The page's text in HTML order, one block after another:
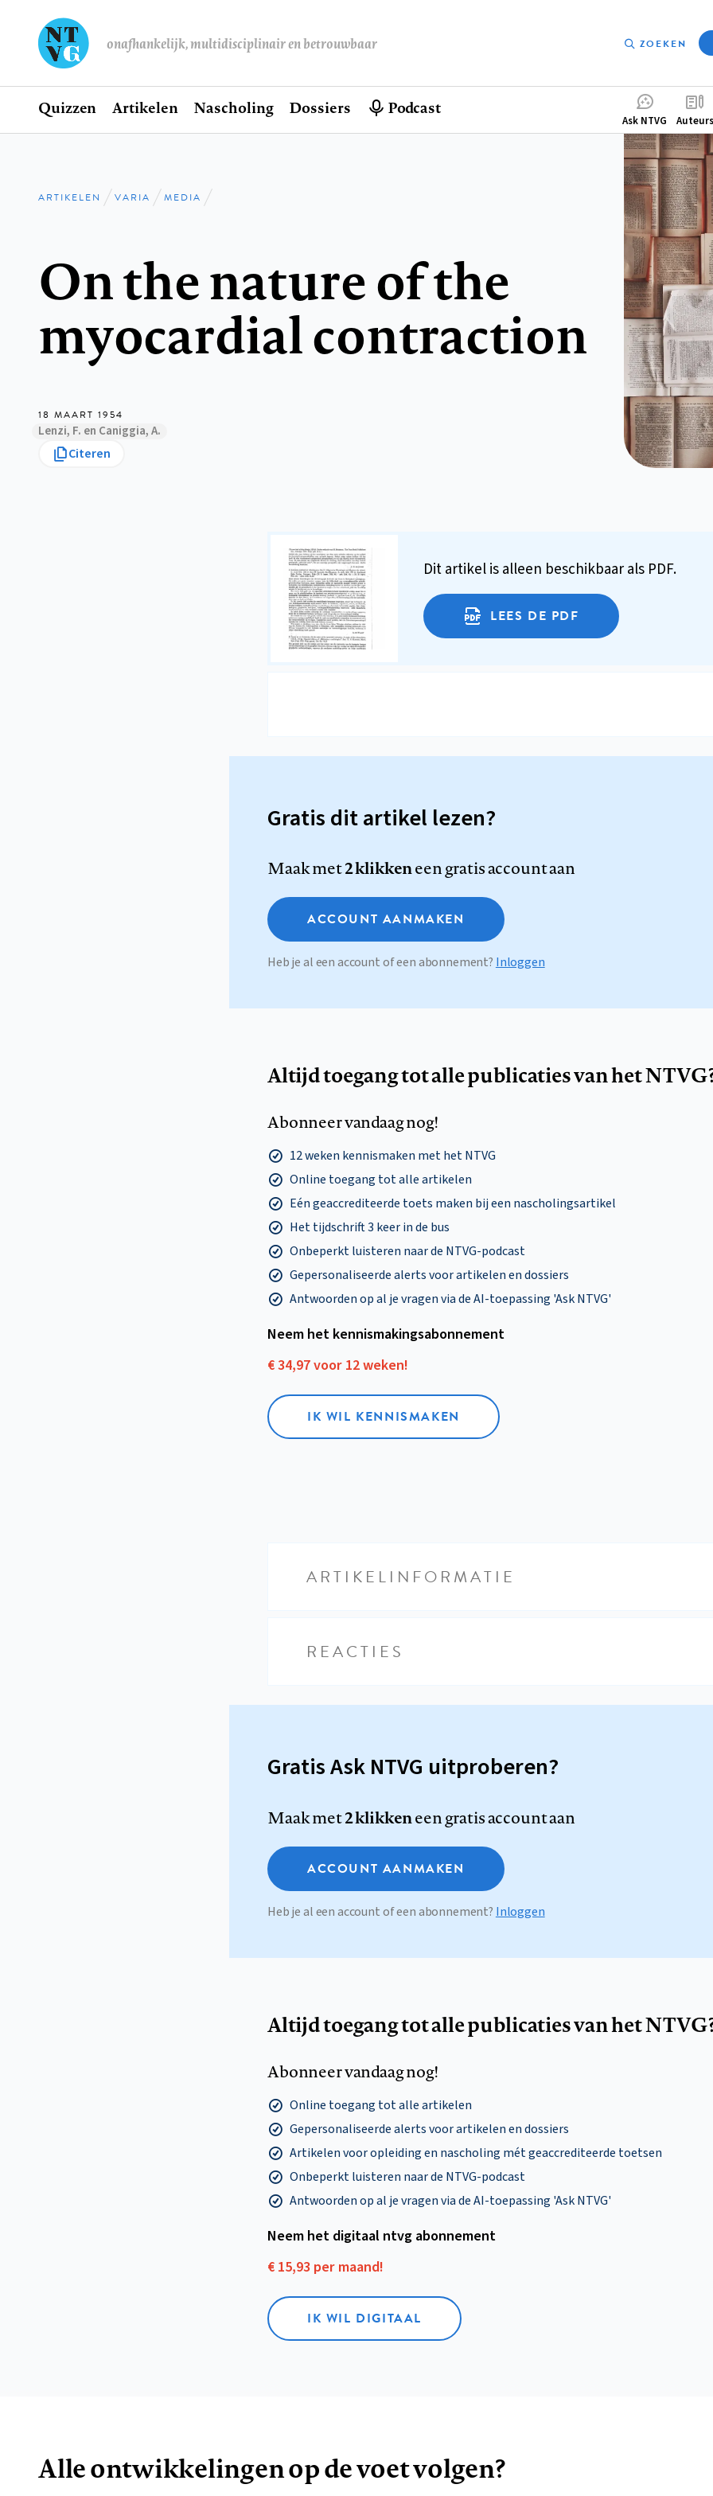
onafhankelijk, multidisciplinair en betrouwbaar ZOEKEN
Hoofdnavigatie
Home
Quizzen Artikelen Nascholing Dossiers Podcast
menu
Ask NTVG Auteurs
Kruimelpad
ARTIKELEN VARIA MEDIA
On the nature of the
myocardial contraction
18 MAART 1954
Lenzi, F. en Caniggia, A.
Citeren
Dit artikel is alleen beschikbaar als PDF.
LEES DE PDF
Gratis dit artikel lezen?
Maak met2 klikkeneen gratis account aan
ACCOUNT AANMAKEN
Heb je al een account of een abonnement? Inloggen
Altijd toegang tot alle publicaties van het
Abonneer vandaag nog!
12 weken kennismaken met het NTVG
Online toegang tot alle artikelen
Eén geaccrediteerde toets maken bij een nascholingsartikel
Het tijdschrift 3 keer in de bus
Onbeperkt luisteren naar de NTVG-podcast
Gepersonaliseerde alerts voor artikelen en dossiers
Antwoorden op al je vragen via de AI-toepassing 'Ask NTVG'
Neem het kennismakings­abonnement
€ 34,97 voor 12 weken!
IK WIL KENNISMAKEN
ARTIKELINFORMATIE
REACTIES
Gratis Ask NTVG uitproberen?
Maak met2 klikkeneen gratis account aan
ACCOUNT AANMAKEN
Heb je al een account of een abonnement? Inloggen
Altijd toegang tot alle publicaties van het
Abonneer vandaag nog!
Online toegang tot alle artikelen
Gepersonaliseerde alerts voor artikelen en dossiers
Artikelen voor opleiding en nascholing mét geaccrediteerde toetsen
Onbeperkt luisteren naar de NTVG-podcast
Antwoorden op al je vragen via de AI-toepassing 'Ask NTVG'
Neem het digitaal ntvg abonnement
€ 15,93 per maand!
IK WIL DIGITAAL
Alle ontwikkelingen op de voet volgen?